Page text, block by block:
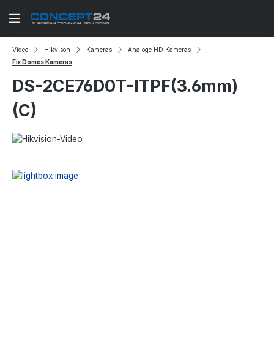
Zum Hauptinhalt springen
Video Hikvison Kameras
Analoge HD Kameras
Fix Domes Kameras
DS-2CE76D0T-ITPF(3.6mm)
(C)